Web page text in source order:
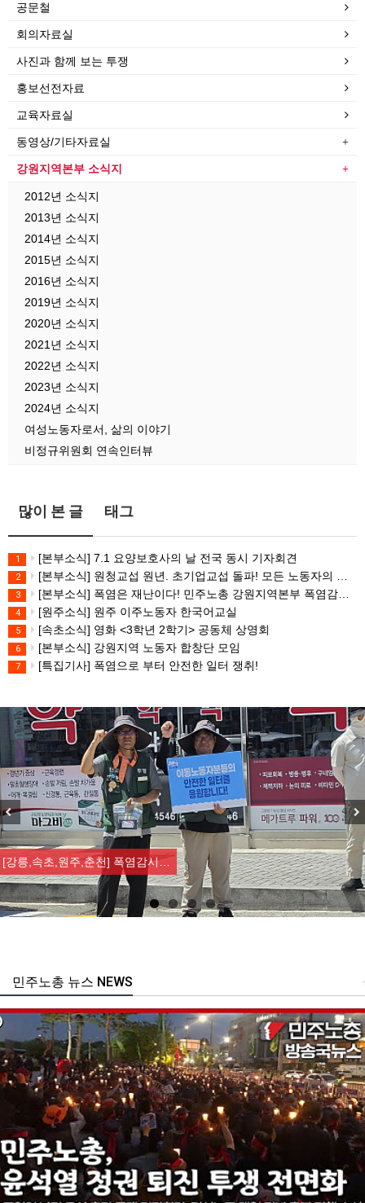
공문철
회의자료실
사진과 함께 보는 투쟁
홍보선전자료
교육자료실
동영상/기타자료실
강원지역본부 소식지
2012년 소식지
2013년 소식지
2014년 소식지
2015년 소식지
2016년 소식지
2019년 소식지
2020년 소식지
2021년 소식지
2022년 소식지
2023년 소식지
2024년 소식지
여성노동자로서, 삶의 이야기
비정규위원회 연속인터뷰
많이 본 글 태그
1 [본부소식] 7.1 요양보호사의 날 전국 동시 기자회견
2 [본부소식] 원청교섭 원년. 초기업교섭 돌파! 모든 노동자의 노동기본권 쟁취! 민주노총 7.15 총파업대회
3 [본부소식] 폭염은 재난이다! 민주노총 강원지역본부 폭염감시단 선포 기자회견
4 [원주소식] 원주 이주노동자 한국어교실
5 [속초소식] 영화 <3학년 2학기> 공동체 상영회
6 [본부소식] 강원지역 노동자 합창단 모임
7 [특집기사] 폭염으로 부터 안전한 일터 쟁취!
[조합원☆인터뷰] 서비스연맹 전국…
주노총 뉴스 NEWS